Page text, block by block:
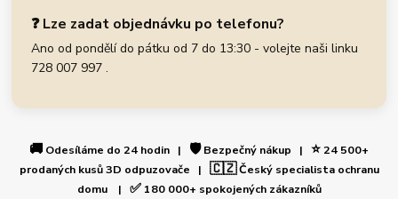
❓ Lze zadat objednávku po telefonu?
Ano od pondělí do pátku od 7 do 13:30 - volejte naši linku
728 007 997 .
🚚 Odesíláme do 24 hodin | 🛡️Bezpečný nákup | ⭐24 500+
prodaných kusů 3D odpuzovače | 🇨🇿Český specialista ochranu
domu | ✅180 000+ spokojených zákazníků